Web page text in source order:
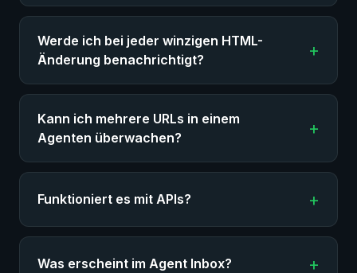
Werde ich bei jeder winzigen HTML-
Änderung benachrichtigt?
Kann ich mehrere URLs in einem
Agenten überwachen?
Funktioniert es mit APIs?
Was erscheint im Agent Inbox?